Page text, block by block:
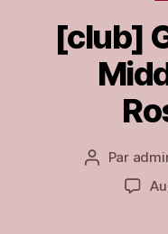
[club]
Auteur
l’article
Par